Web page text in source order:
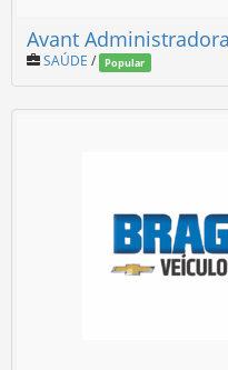
Avant
SAÚDE / Popular